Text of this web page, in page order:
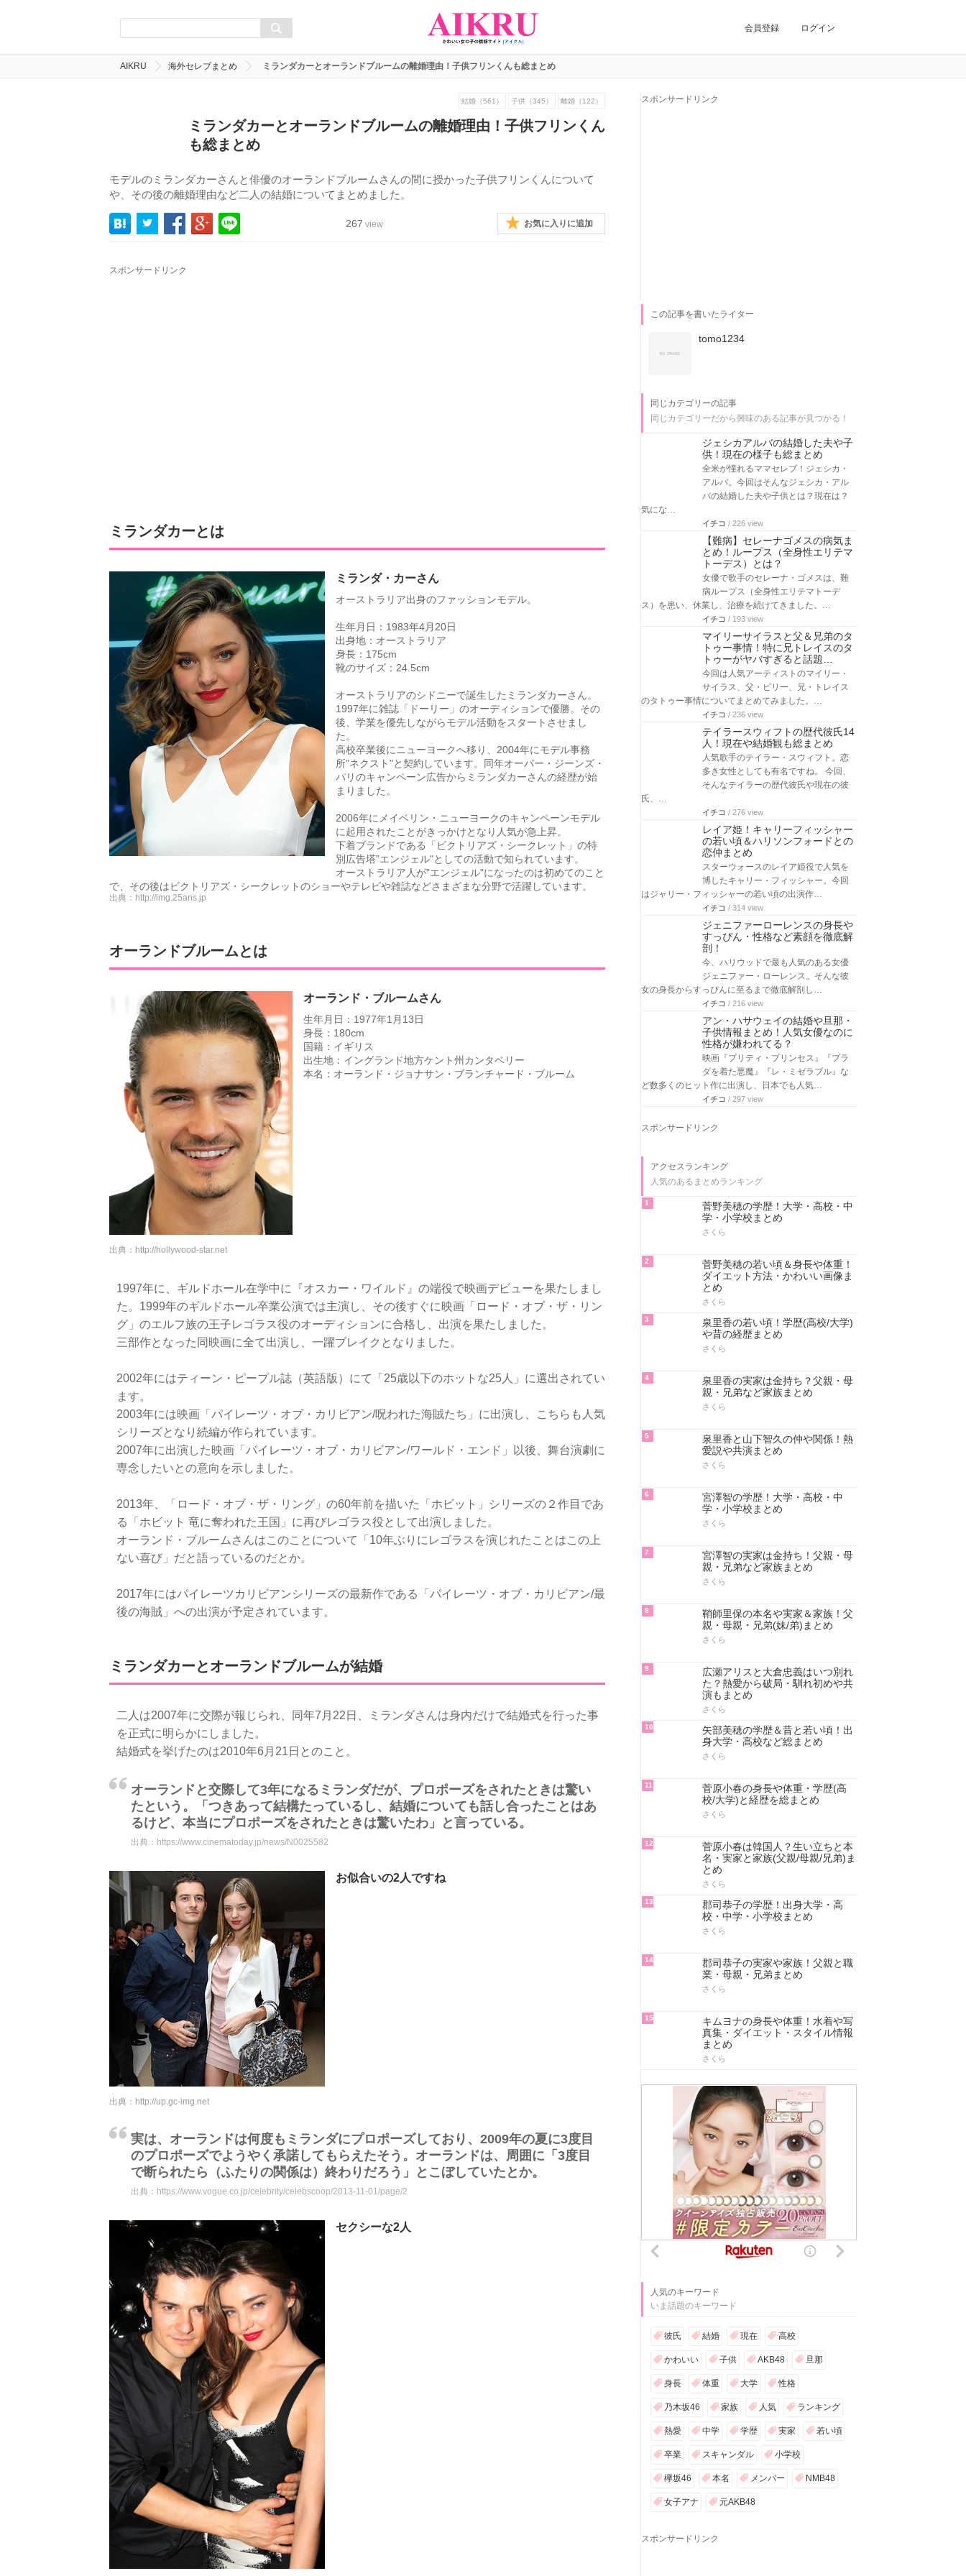
会員登録 ログイン
AIKRU 海外セレブまとめ ミランダカーとオーランドブルームの離婚理由！子供フリンくんも総まとめ
結婚（561） 子供（345） 離婚（122）
ミランダカーとオーランドブルームの離婚理由！子供フリンくん
も総まとめ
モデルのミランダカーさんと俳優のオーランドブルームさんの間に授かった子供フリンくんについて
や、その後の離婚理由など二人の結婚についてまとめました。
267 view お気に入りに追加
スポンサードリンク
ミランダカーとは
ミランダ・カーさん
オーストラリア出身のファッションモデル。
生年月日：1983年4月20日
出身地：オーストラリア
身長：175cm
靴のサイズ：24.5cm
オーストラリアのシドニーで誕生したミランダカーさん。
1997年に雑誌「ドーリー」のオーディションで優勝。その
後、学業を優先しながらモデル活動をスタートさせまし
た。
高校卒業後にニューヨークへ移り、2004年にモデル事務
所"ネクスト"と契約しています。同年オーバー・ジーンズ・
パリのキャンペーン広告からミランダカーさんの経歴が始
まりました。
2006年にメイベリン・ニューヨークのキャンペーンモデル
に起用されたことがきっかけとなり人気が急上昇。
下着ブランドである「ビクトリアズ・シークレット」の特
別広告塔"エンジェル"としての活動で知られています。
オーストラリア人が"エンジェル"になったのは初めてのこと
で、その後はビクトリアズ・シークレットのショーやテレビや雑誌などさまざまな分野で活躍しています。
出典： http://img.25ans.jp
オーランドブルームとは
オーランド・ブルームさん
生年月日：1977年1月13日
身長：180cm
国籍：イギリス
出生地：イングランド地方ケント州カンタベリー
本名：オーランド・ジョナサン・ブランチャード・ブルーム
出典： http://hollywood-star.net
1997年に、ギルドホール在学中に『オスカー・ワイルド』の端役で映画デビューを果たしまし
た。1999年のギルドホール卒業公演では主演し、その後すぐに映画「ロード・オブ・ザ・リン
グ」のエルフ族の王子レゴラス役のオーディションに合格し、出演を果たしました。
三部作となった同映画に全て出演し、一躍ブレイクとなりました。
2002年にはティーン・ピープル誌（英語版）にて「25歳以下のホットな25人」に選出されてい
ます。
2003年には映画「パイレーツ・オブ・カリビアン/呪われた海賊たち」に出演し、こちらも人気
シリーズとなり続編が作られています。
2007年に出演した映画「パイレーツ・オブ・カリビアン/ワールド・エンド」以後、舞台演劇に
専念したいとの意向を示しました。
2013年、「ロード・オブ・ザ・リング」の60年前を描いた「ホビット」シリーズの２作目であ
る「ホビット 竜に奪われた王国」に再びレゴラス役として出演しました。
オーランド・ブルームさんはこのことについて「10年ぶりにレゴラスを演じれたことはこの上
ない喜び」だと語っているのだとか。
2017年にはパイレーツカリビアンシリーズの最新作である「パイレーツ・オブ・カリビアン/最
後の海賊」への出演が予定されています。
ミランダカーとオーランドブルームが結婚
二人は2007年に交際が報じられ、同年7月22日、ミランダさんは身内だけで結婚式を行った事
を正式に明らかにしました。
結婚式を挙げたのは2010年6月21日とのこと。
オーランドと交際して3年になるミランダだが、プロポーズをされたときは驚い
たという。「つきあって結構たっているし、結婚についても話し合ったことはあ
るけど、本当にプロポーズをされたときは驚いたわ」と言っている。
出典： https://www.cinematoday.jp/news/N0025582
お似合いの2人ですね
出典： http://up.gc-img.net
実は、オーランドは何度もミランダにプロポーズしており、2009年の夏に3度目
のプロポーズでようやく承諾してもらえたそう。オーランドは、周囲に「3度目
で断られたら（ふたりの関係は）終わりだろう」とこぼしていたとか。
出典： https://www.vogue.co.jp/celebrity/celebscoop/2013-11-01/page/2
セクシーな2人
スポンサードリンク
この記事を書いたライター
tomo1234
同じカテゴリーの記事
同じカテゴリーだから興味のある記事が見つかる！
ジェシカアルバの結婚した夫や子
供！現在の様子も総まとめ
全米が憧れるママセレブ！ジェシカ・
アルバ。今回はそんなジェシカ・アル
バの結婚した夫や子供とは？現在は？
気にな…
イチコ / 226 view
【難病】セレーナゴメスの病気ま
とめ！ループス（全身性エリテマ
トーデス）とは？
女優で歌手のセレーナ・ゴメスは、難
病ループス（全身性エリテマトーデ
ス）を患い、休業し、治療を続けてきました。…
イチコ / 193 view
マイリーサイラスと父＆兄弟のタ
トゥー事情！特に兄トレイスのタ
トゥーがヤバすぎると話題…
今回は人気アーティストのマイリー・
サイラス、父・ビリー、兄・トレイス
のタトゥー事情についてまとめてみました。…
イチコ / 236 view
テイラースウィフトの歴代彼氏14
人！現在や結婚観も総まとめ
人気歌手のテイラー・スウィフト。恋
多き女性としても有名ですね。 今回、
そんなテイラーの歴代彼氏や現在の彼
氏、…
イチコ / 276 view
レイア姫！キャリーフィッシャー
の若い頃＆ハリソンフォードとの
恋仲まとめ
スターウォースのレイア姫役で人気を
博したキャリー・フィッシャー。今回
はジャリー・フィッシャーの若い頃の出演作…
イチコ / 314 view
ジェニファーローレンスの身長や
すっぴん・性格など素顔を徹底解
剖！
今、ハリウッドで最も人気のある女優
ジェニファー・ローレンス。そんな彼
女の身長からすっぴんに至るまで徹底解剖し…
イチコ / 216 view
アン・ハサウェイの結婚や旦那・
子供情報まとめ！人気女優なのに
性格が嫌われてる？
映画『プリティ・プリンセス』『プラ
ダを着た悪魔』『レ・ミゼラブル』な
ど数多くのヒット作に出演し、日本でも人気…
イチコ / 297 view
スポンサードリンク
アクセスランキング
人気のあるまとめランキング
1
菅野美穂の学歴！大学・高校・中
学・小学校まとめ
さくら
2
菅野美穂の若い頃＆身長や体重！
ダイエット方法・かわいい画像ま
とめ
さくら
3
泉里香の若い頃！学歴(高校/大学)
や昔の経歴まとめ
さくら
4
泉里香の実家は金持ち？父親・母
親・兄弟など家族まとめ
さくら
5
泉里香と山下智久の仲や関係！熱
愛説や共演まとめ
さくら
6
宮澤智の学歴！大学・高校・中
学・小学校まとめ
さくら
7
宮澤智の実家は金持ち！父親・母
親・兄弟など家族まとめ
さくら
8
鞘師里保の本名や実家＆家族！父
親・母親・兄弟(妹/弟)まとめ
さくら
9
広瀬アリスと大倉忠義はいつ別れ
た？熱愛から破局・馴れ初めや共
演もまとめ
さくら
10
矢部美穂の学歴＆昔と若い頃！出
身大学・高校など総まとめ
さくら
11
菅原小春の身長や体重・学歴(高
校/大学)と経歴を総まとめ
さくら
12
菅原小春は韓国人？生い立ちと本
名・実家と家族(父親/母親/兄弟)ま
とめ
さくら
13
郡司恭子の学歴！出身大学・高
校・中学・小学校まとめ
さくら
14
郡司恭子の実家や家族！父親と職
業・母親・兄弟まとめ
さくら
15
キムヨナの身長や体重！水着や写
真集・ダイエット・スタイル情報
まとめ
さくら
人気のキーワード
いま話題のキーワード
彼氏 結婚 現在 高校
かわいい 子供 AKB48 旦那
身長 体重 大学 性格
乃木坂46 家族 人気 ランキング
熱愛 中学 学歴 実家 若い頃
卒業 スキャンダル 小学校
欅坂46 本名 メンバー NMB48
女子アナ 元AKB48
スポンサードリンク